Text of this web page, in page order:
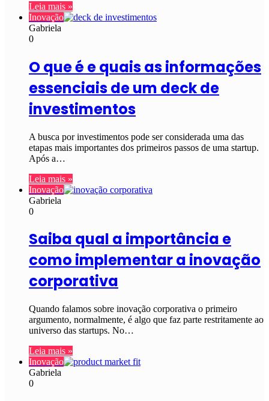
Leia mais »
Inovação
Gabriela
0
O que é e quais as informações
essenciais de um deck de
investimentos
A busca por investimentos pode ser considerada uma das
etapas mais importantes dos primeiros passos de uma startup.
Após a…
Leia mais »
Inovação
Gabriela
0
Saiba qual a importância e
como implementar a inovação
corporativa
Quando falamos sobre inovação corporativa o primeiro
argumento, normalmente, é algo que faz parte restritamente ao
universo das startups. No…
Leia mais »
Inovação
Gabriela
0